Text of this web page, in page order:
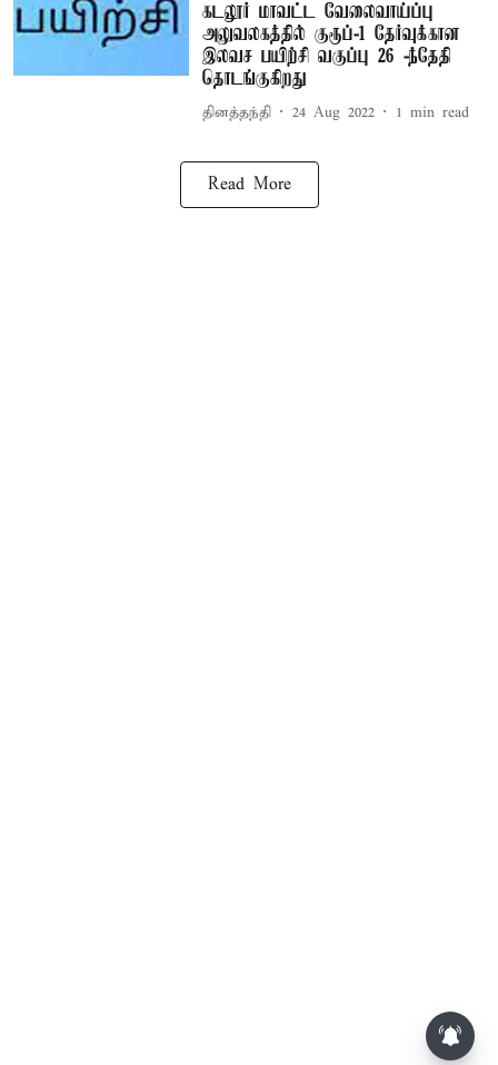
கடலூர் மாவட்ட வேலைவாய்ப்பு
அலுவலகத்தில் குரூப்-1 தேர்வுக்கான
இலவச பயிற்சி வகுப்பு 26 -ந்தேதி
தொடங்குகிறது
தினத்தந்தி 24 Aug 2022 1 min read
Read More